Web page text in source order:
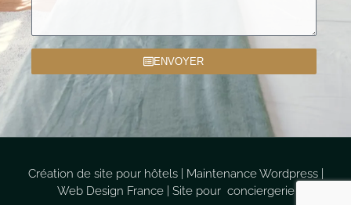
ENVOYER
Création de site pour hôtels| Maintenance Wordpress|
Web Design France| Site pour conciergerie